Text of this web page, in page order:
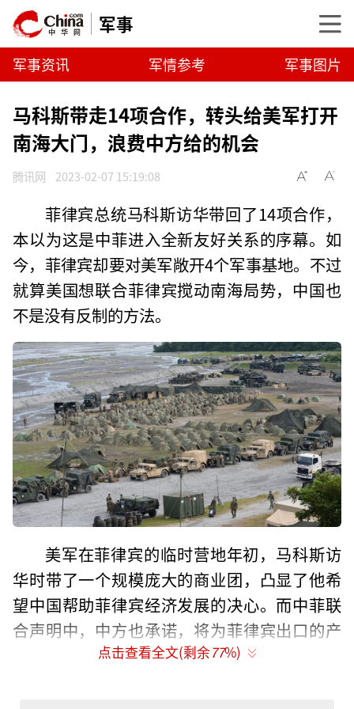
军事
军事资讯 军情参考 军事图片
马科斯带走14项合作，转头给美军打开
南海大门，浪费中方给的机会
腾讯网 2023-02-07 15:19:08
菲律宾总统马科斯访华带回了14项合作，
本以为这是中菲进入全新友好关系的序幕。如
今，菲律宾却要对美军敞开4个军事基地。不过
就算美国想联合菲律宾搅动南海局势，中国也
不是没有反制的方法。
美军在菲律宾的临时营地年初，马科斯访
华时带了一个规模庞大的商业团，凸显了他希
望中国帮助菲律宾经济发展的决心。而中菲联
合声明中，中方也承诺，将为菲律宾出口的产
品扩大市场准入。截至去年10月，菲律宾最大
点击查看全文(剩余77%)